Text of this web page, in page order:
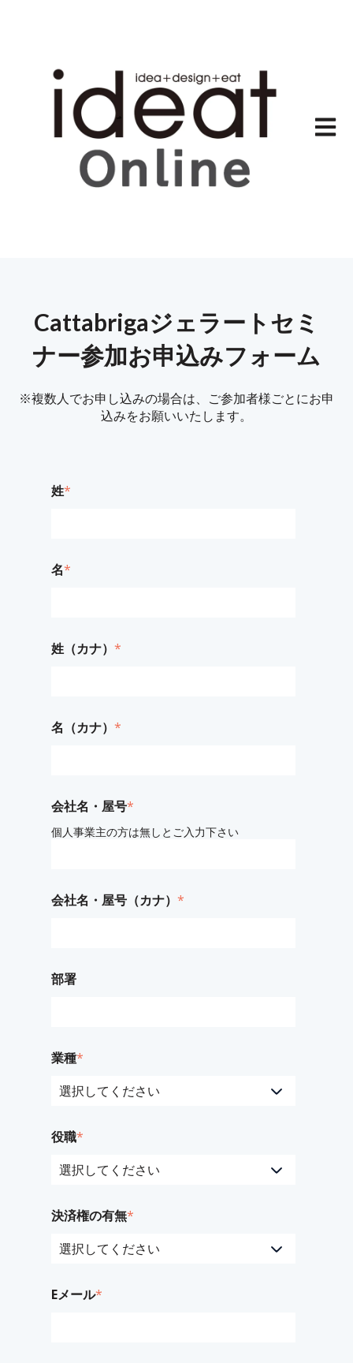
メイ
Cattabrigaジェラートセミ
ナー参加お申込みフォーム
※複数人でお申し込みの場合は、ご参加者様ごとにお申
込みをお願いいたします。
姓*
名*
姓（カナ） *
名（カナ） *
会社名・屋号*
個人事業主の方は無しとご入力下さい
会社名・屋号（カナ） *
部署
業種*
役職*
決済権の有無*
Eメール*